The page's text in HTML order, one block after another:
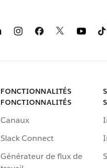
FONCTIONNALITÉS
FONCTIONNALITÉS
Canaux
Slack Connect
Générateur de flux de